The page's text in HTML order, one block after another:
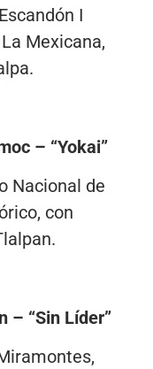
I
Mexicana,
– “Yokai”
Nacional de
con
– “Sin Líder”